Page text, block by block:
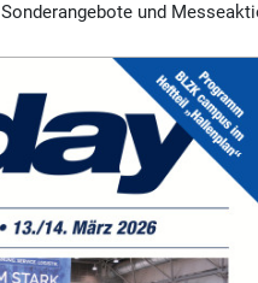
und